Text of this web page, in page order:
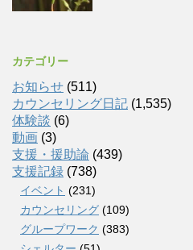
カテゴリー
お知らせ (511)
カウンセリング日記 (1,535)
体験談 (6)
動画 (3)
支援・援助論 (439)
支援記録 (738)
イベント (231)
カウンセリング (109)
グループワーク (383)